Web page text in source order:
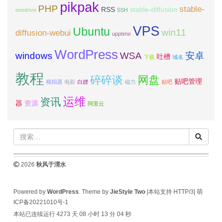
onedrive PHP pikpak RSS SSH stable-diffusion stable-
diffusion-webui Ubuntu upptime VPS win11
windows WordPress WSA 下载 吐槽 域名 安卓
教程 模拟器 电影 白嫖 碎碎谈 磁力 网盘 贴吧 贴吧管理
器 资源 资讯运维 阿里云
2026 秋风于渭水
Powered by WordPress . Theme by JieStyle Two|本站支持 HTTP/3| 萌
ICP备20221010号-1
本站已连续运行 4273 天 08 小时 13 分 04 秒